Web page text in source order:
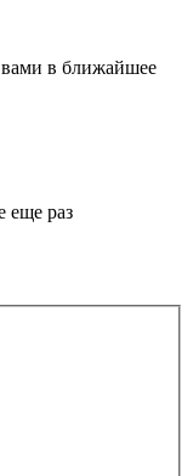
в ближайшее
еще раз